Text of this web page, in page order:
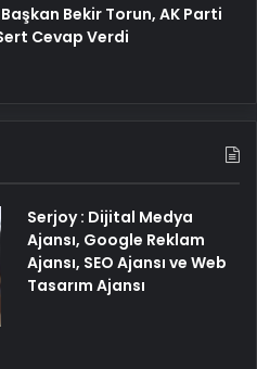
Bekir Torun, AK Parti
Cevap Verdi
Serjoy : Dijital Medya
Ajansı, Google Reklam
Ajansı, SEO Ajansı ve Web
Tasarım Ajansı